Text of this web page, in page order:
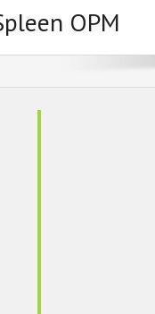
OPM